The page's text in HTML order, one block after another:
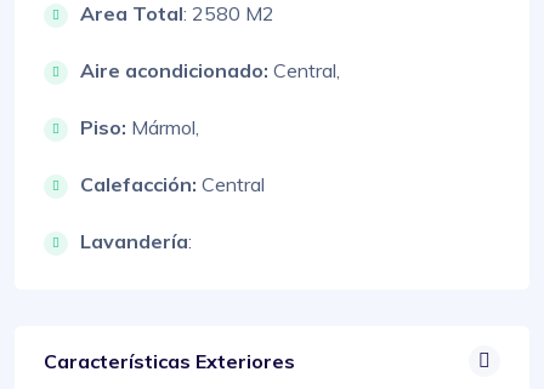
Area Total: 2580 M2
Aire acondicionado: Central,
Piso: Mármol,
Calefacción: Central
Lavandería:
Características Exteriores